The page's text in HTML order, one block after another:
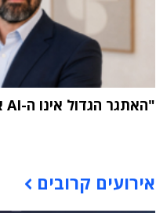
"האתגר הגדול אינו ה-AI אלא הטמעתה בארגון"
אירועים קרובים